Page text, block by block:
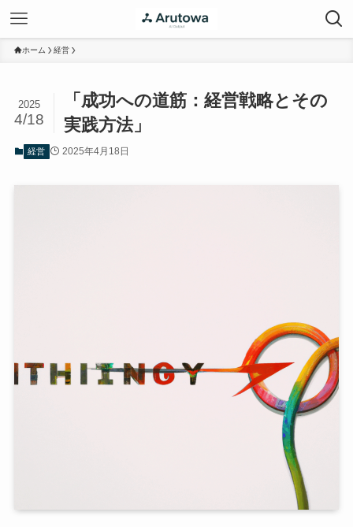
ホーム 経営
「成功への道筋：経営戦略とその
実践方法」
2025
4/18
経営 2025年4月18日